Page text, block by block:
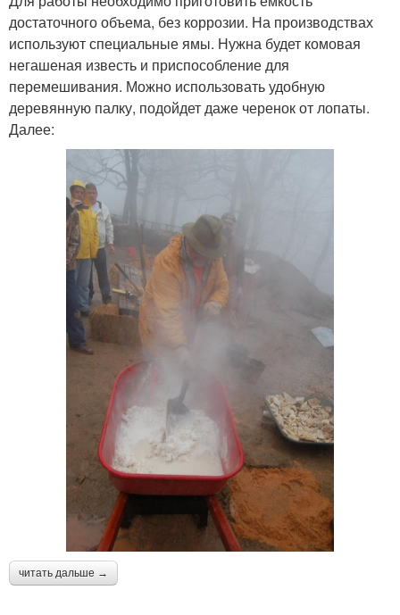
достаточного объема, без коррозии. На производствах
используют специальные ямы. Нужна будет комовая
негашеная известь и приспособление для
перемешивания. Можно использовать удобную
деревянную палку, подойдет даже черенок от лопаты.
Далее:
читать дальше →